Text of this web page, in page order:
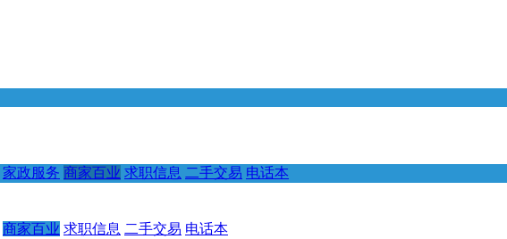
家政服务 商家百业 求职信息 二手交易 电话本
商家百业 求职信息 二手交易 电话本